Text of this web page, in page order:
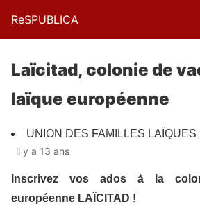
ReSPUBLICA
Laïcitad, colonie de
laïque européenne
UNION DES FAMILLES LAÏQUES
il y a 13 ans
Inscrivez vos ados à la
européenne LAÏCITAD !